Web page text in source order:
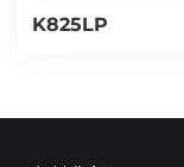
K825LP